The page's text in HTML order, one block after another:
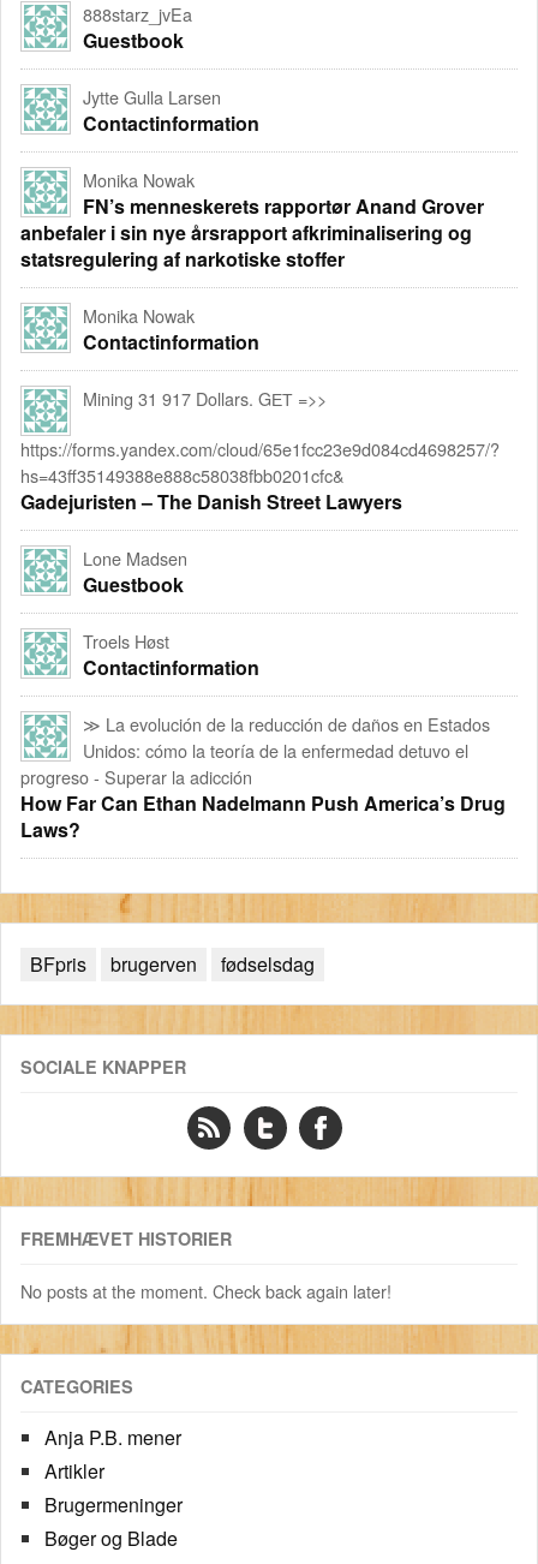
888starz_jvEa
Guestbook
Jytte Gulla Larsen
Contactinformation
Monika Nowak
FN’s menneskerets rapportør Anand Grover
anbefaler i sin nye årsrapport afkriminalisering og
statsregulering af narkotiske stoffer
Monika Nowak
Contactinformation
Mining 31 917 Dollars. GЕТ =>>
https://forms.yandex.com/cloud/65e1fcc23e9d084cd4698257/?
hs=43ff35149388e888c58038fbb0201cfc&
Gadejuristen – The Danish Street Lawyers
Lone Madsen
Guestbook
Troels Høst
Contactinformation
≫ La evolución de la reducción de daños en Estados
Unidos: cómo la teoría de la enfermedad detuvo el
progreso - Superar la adicción
How Far Can Ethan Nadelmann Push America’s Drug
Laws?
BFpris brugerven fødselsdag
SOCIALE KNAPPER
FREMHÆVET HISTORIER
No posts at the moment. Check back again later!
CATEGORIES
Anja P.B. mener
Artikler
Brugermeninger
Bøger og Blade